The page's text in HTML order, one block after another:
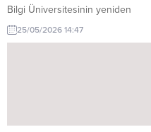
Bilgi Üniversitesinin yeniden
açılması, Erdoğan'ın kamu
yararına olan güçlü hassasiyetiyle
25/05/2026 14:47